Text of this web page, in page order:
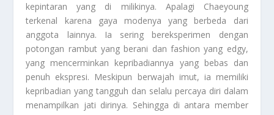
kepintaran yang di milikinya. Apalagi Chaeyoung
terkenal karena gaya modenya yang berbeda dari
anggota lainnya. Ia sering bereksperimen dengan
potongan rambut yang berani dan fashion yang edgy,
yang mencerminkan kepribadiannya yang bebas dan
penuh ekspresi. Meskipun berwajah imut, ia memiliki
kepribadian yang tangguh dan selalu percaya diri dalam
menampilkan jati dirinya. Sehingga di antara member